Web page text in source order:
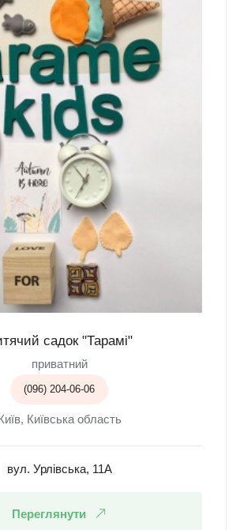
садок "Тарамі"
приватний
(096) 204-06-06
Київська область
вул. Урлівська, 11А
Переглянути